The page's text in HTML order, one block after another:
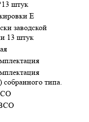
штук
E
заводской
13 штук
собранного типа.